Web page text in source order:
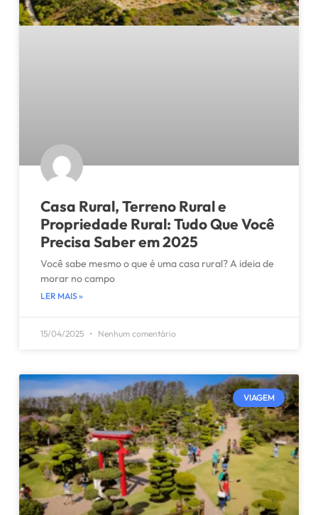
Casa Rural, Terreno Rural e
Propriedade Rural: Tudo Que Você
Precisa Saber em 2025
Você sabe mesmo o que é uma casa rural? A ideia de
morar no campo
LER MAIS »
15/04/2025 Nenhum comentário
VIAGEM